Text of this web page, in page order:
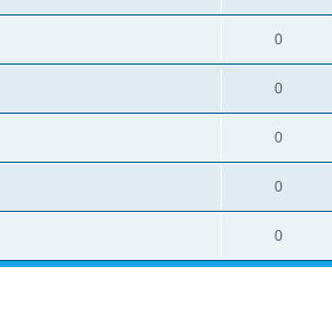
0
0
0
0
0